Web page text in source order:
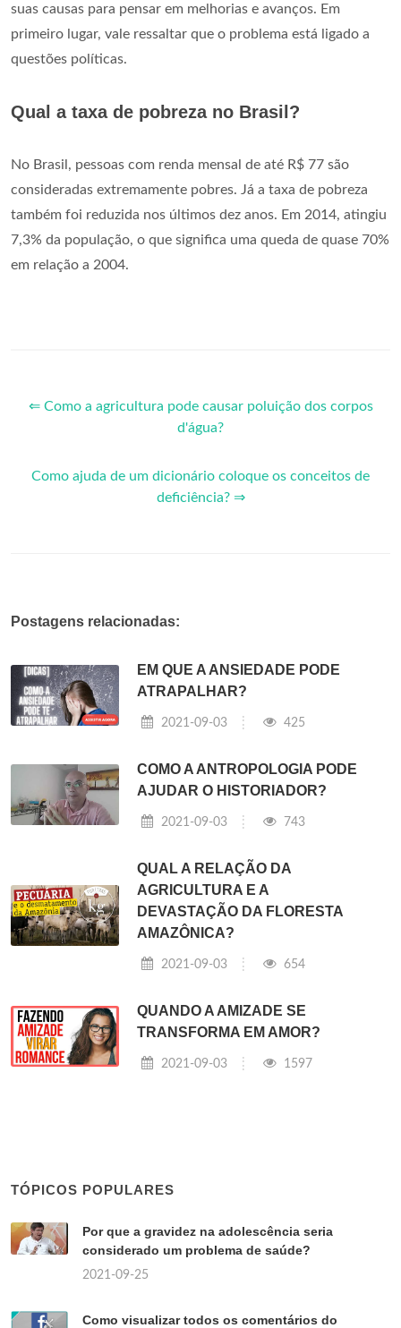
suas causas para pensar em melhorias e avanços. Em
primeiro lugar, vale ressaltar que o problema está ligado a
questões políticas.
Qual a taxa de pobreza no Brasil?
No Brasil, pessoas com renda mensal de até R$ 77 são
consideradas extremamente pobres. Já a taxa de pobreza
também foi reduzida nos últimos dez anos. Em 2014, atingiu
7,3% da população, o que significa uma queda de quase 70%
em relação a 2004.
⇐ Como a agricultura pode causar poluição dos corpos
d'água?
Como ajuda de um dicionário coloque os conceitos de
deficiência? ⇒
Postagens relacionadas:
EM QUE A ANSIEDADE PODE
ATRAPALHAR?
2021-09-03 425
COMO A ANTROPOLOGIA PODE
AJUDAR O HISTORIADOR?
2021-09-03 743
QUAL A RELAÇÃO DA
AGRICULTURA E A
DEVASTAÇÃO DA FLORESTA
AMAZÔNICA?
2021-09-03 654
QUANDO A AMIZADE SE
TRANSFORMA EM AMOR?
2021-09-03 1597
TÓPICOS POPULARES
Por que a gravidez na adolescência seria
considerado um problema de saúde?
2021-09-25
Como visualizar todos os comentários do